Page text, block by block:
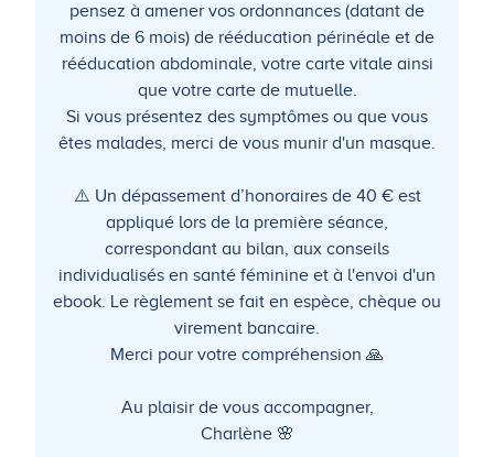
pensez à amener vos ordonnances (datant de
moins de 6 mois) de rééducation périnéale et de
rééducation abdominale, votre carte vitale ainsi
que votre carte de mutuelle.
Si vous présentez des symptômes ou que vous
êtes malades, merci de vous munir d'un masque.
⚠️ Un dépassement d’honoraires de 40 € est
appliqué lors de la première séance,
correspondant au bilan, aux conseils
individualisés en santé féminine et à l'envoi d'un
ebook. Le règlement se fait en espèce, chèque ou
virement bancaire.
Merci pour votre compréhension 🙏
Au plaisir de vous accompagner,
Charlène 🌸